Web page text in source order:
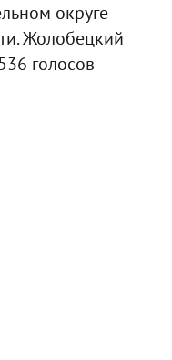
округе
Жолобецкий
голосов